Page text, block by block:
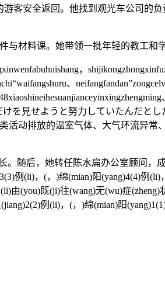
客安全返回。他找到观光车公司的
课。她带领一批年轻的教工和学
，
、
けを見せようと努力していたんだ
排放的温室气体、大气环流异常
随后，她转任陈水扁办公室顾
例(li)，(，)绵(mian)阳(yang)4(4)例
(you)既(ji)往(wang)无(wu)症(zheng)
例(li)，(，)绵(mian)阳